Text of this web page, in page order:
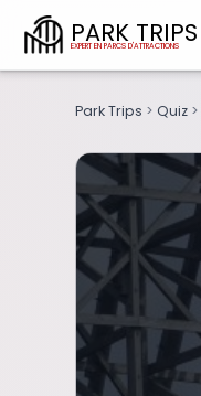
PARK TRIPS
Park Trips > Quiz >